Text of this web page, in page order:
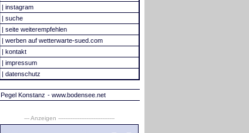
| instagram
| suche
| seite weiterempfehlen
| werben auf wetterwarte-sued.com
| kontakt
| impressum
| datenschutz
Pegel Konstanz - www.bodensee.net
--- Anzeigen --------------------------------